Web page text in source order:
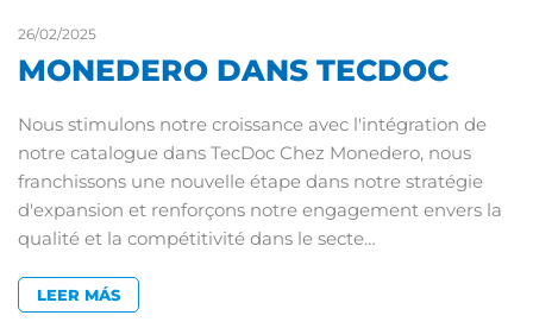
26/02/2025
MONEDERO DANS TECDOC
Nous stimulons notre croissance avec l'intégration de
notre catalogue dans TecDoc Chez Monedero, nous
franchissons une nouvelle étape dans notre stratégie
d'expansion et renforçons notre engagement envers la
qualité et la compétitivité dans le secte…
LEER MÁS